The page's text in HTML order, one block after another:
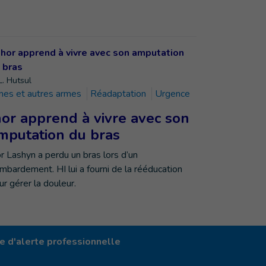
Hutsul
et autres armes Réadaptation Urgence
apprend à vivre avec son
du bras
Lashyn a perdu un bras lors d’un
HI lui a fourni de la rééducation
gérer la douleur.
d'alerte professionnelle